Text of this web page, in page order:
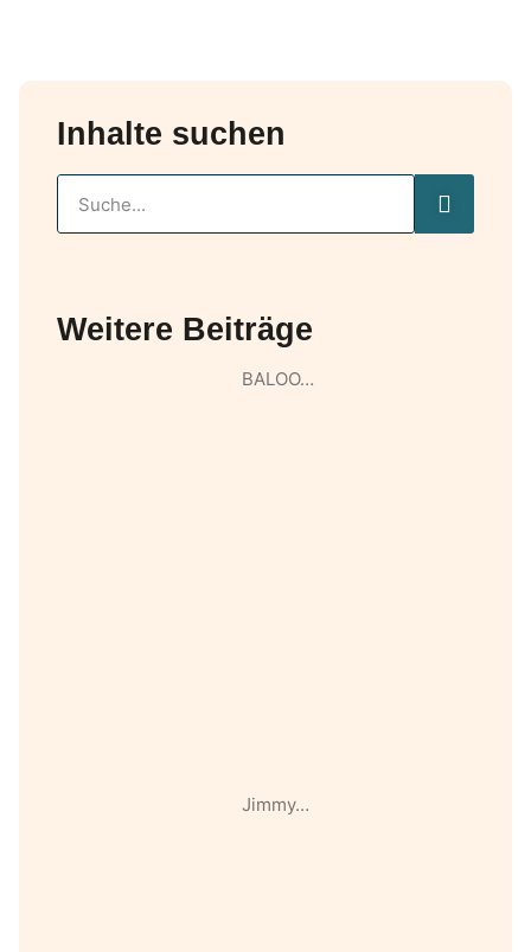
Inhalte suchen
Weitere Beiträge
BALOO…
Jimmy…